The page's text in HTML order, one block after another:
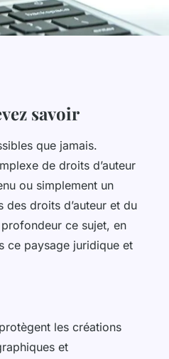
savoir
que jamais.
de droits d’auteur
ou simplement un
droits d’auteur et du
ce sujet, en
ce paysage juridique et
les créations
et